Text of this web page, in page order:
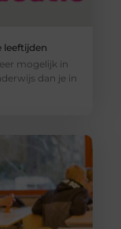
leeftijden
mogelijk in
dan je in